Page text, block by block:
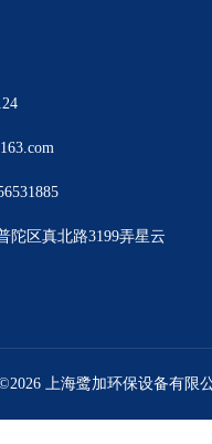
陀区真北路3199弄星云
上海鹭加环保设备有限